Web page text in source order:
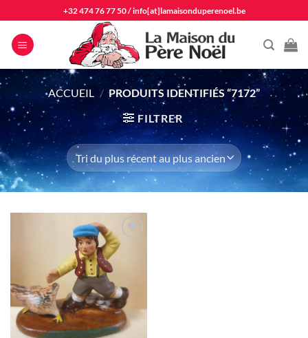
au
contenu
+32 474 76 77 50/info[at]lamaisonduperenoel.be
ACCUEIL / PRODUITS IDENTIFIÉS “7172”
FILTRER
Ajouter
à la liste